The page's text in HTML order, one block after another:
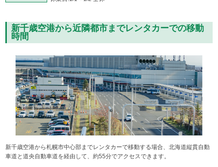
新千歳空港から近隣都市までレンタカーでの移動
時間
新千歳空港から札幌市中心部までレンタカーで移動する場合、北海道縦貫自動
車道と道央自動車道を経由して、約55分でアクセスできます。